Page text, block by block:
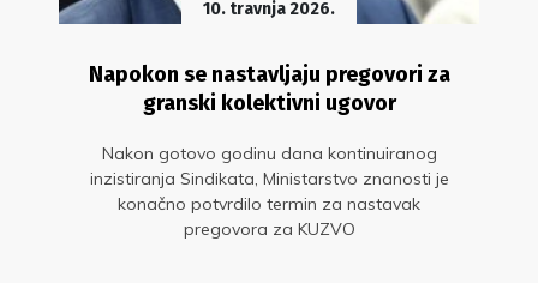
10. travnja 2026.
Napokon se nastavljaju pregovori za
granski kolektivni ugovor
Nakon gotovo godinu dana kontinuiranog
inzistiranja Sindikata, Ministarstvo znanosti je
konačno potvrdilo termin za nastavak
pregovora za KUZVO